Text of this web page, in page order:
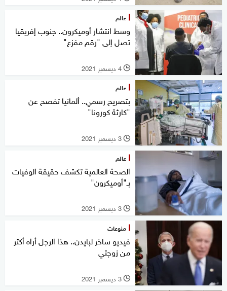
عالم
وسط انتشار أوميكرون.. جنوب إفريقيا
تصل إلى "رقم مفزع"
l 4 ديسمبر 2021
عالم
بتصريح رسمي.. ألمانيا تفصح عن
"كارثة كورونا"
l 3 ديسمبر 2021
عالم
الصحة العالمية تكشف حقيقة الوفيات
بـ"أوميكرون"
l 3 ديسمبر 2021
منوعات
فيديو ساخر لبايدن.. هذا الرجل أراه أكثر
من زوجتي
l 3 ديسمبر 2021